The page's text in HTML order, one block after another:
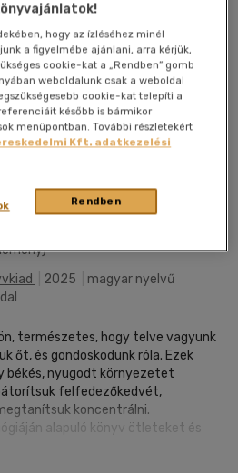
2025
magyar nyelvű
természetes, hogy telve vagyunk
őt, és gondoskodunk róla. Ezek
békés, nyugodt környezetet
felfedezőkedvét,
koncentrálni.
alapuló könyv ötleteket és
a születéstől a baba 15
hogy az ízléséhez minél
a figyelmébe ajánlani, arra kérjük,
cookie-kat a „Rendben” gomb
weboldalunk csak a weboldal
cookie-kat telepíti a
később is bármikor
menüpontban. További részletekért
Kft. adatkezelési
Rendben